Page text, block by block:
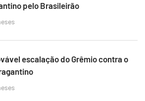
pelo Brasileirão
escalação do Grêmio contra o